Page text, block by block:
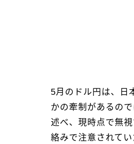
5月のドル円は、日
かの牽制があるの
述べ、現時点で無
絡みで注意されて